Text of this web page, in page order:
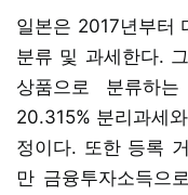
일본은 2017년부터
분류 및 과세한다.
상품으로 분류하
20.315% 분리과세
정이다. 또한 등록
만 금융투자소득으